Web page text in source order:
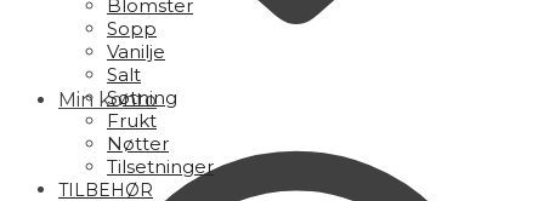
Min konto
Blomster
Sopp
Vanilje
Salt
Søtning
Frukt
Nøtter
Tilsetninger
TILBEHØR